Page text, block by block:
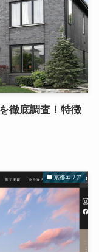
徹底調査！特徴
京都エリア